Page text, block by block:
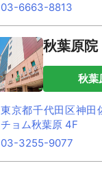
03-6663-8813
秋葉原院
秋葉
東京都千代田区神田
チョム秋葉原 4F
03-3255-9077